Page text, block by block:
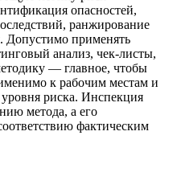
опасностей,
ранжирование
Допустимо применять
анализ, чек-листы,
— главное, чтобы
к рабочим местам и
риска. Инспекция
метода, а его
фактическим